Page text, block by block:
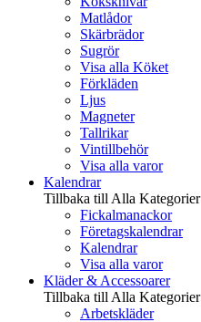
Matlådor
Skärbrädor
Sugrör
Visa alla Köket
Förkläden
Ljus
Magneter
Tallrikar
Vintillbehör
Visa alla varor
Kalendrar
Tillbaka till Alla Kategorier
Fickalmanackor
Företagskalendrar
Kalendrar
Visa alla varor
Kläder & Accessoarer
Tillbaka till Alla Kategorier
Arbetskläder